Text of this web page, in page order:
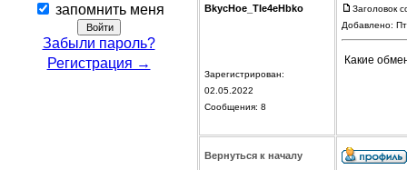
запомнить меня
Забыли пароль?
Регистрация →
BkycHoe_TIe4eHbko
Зарегистрирован:
02.05.2022
Сообщения: 8
Заголовок
Добавлено:
Какие
Вернуться к началу